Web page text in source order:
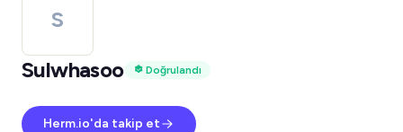
S
Sulwhasoo
Doğrulandı
Herm.io'da takip et